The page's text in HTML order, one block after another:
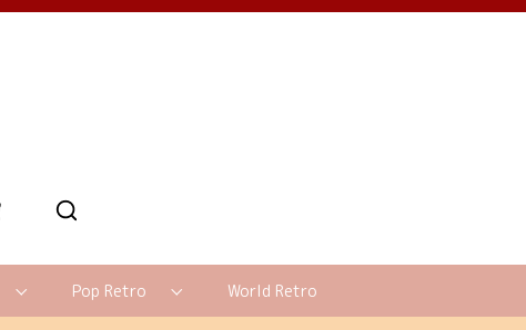
Pop Retro World Retro